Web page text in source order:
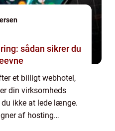
sådan sikrer du
et billigt webhotel,
din virksomheds
ikke at lede længe.
af hosting